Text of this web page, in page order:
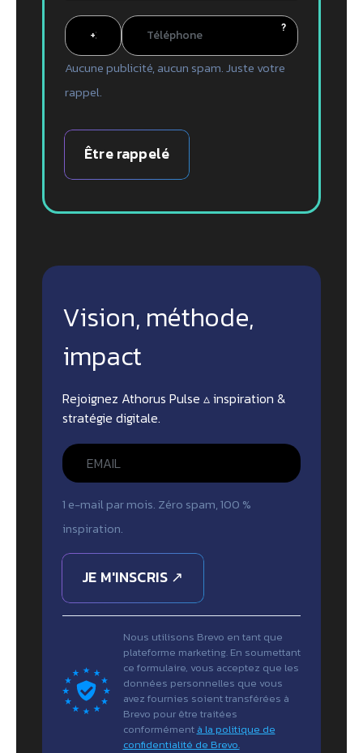
?
Aucune publicité, aucun spam. Juste votre
rappel.
Être rappelé
Vision, méthode,
impact
Rejoignez Athorus Pulse ▵ inspiration &
stratégie digitale.
1 e-mail par mois. Zéro spam, 100 %
inspiration.
JE M'INSCRIS ↗
Nous utilisons Brevo en tant que
plateforme marketing. En soumettant
ce formulaire, vous acceptez que les
données personnelles que vous
avez fournies soient transférées à
Brevo pour être traitées
conformément à la politique de
confidentialité de Brevo.